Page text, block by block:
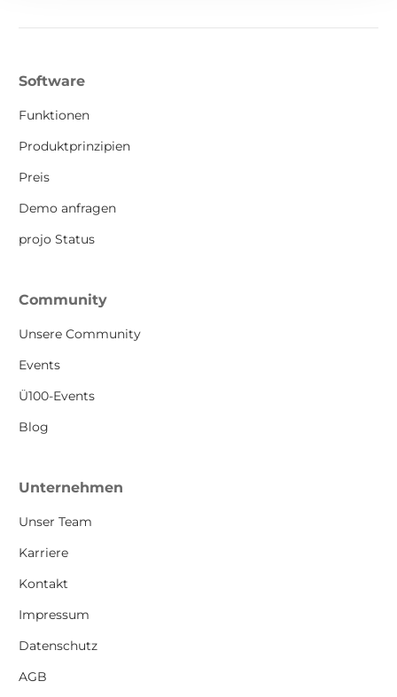
Software
Funktionen
Produktprinzipien
Preis
Demo anfragen
projo Status
Community
Unsere Community
Events
Ü100-Events
Blog
Unternehmen
Unser Team
Karriere
Kontakt
Impressum
Datenschutz
AGB